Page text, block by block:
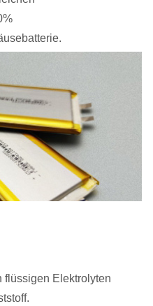
flüssigen Elektrolyten